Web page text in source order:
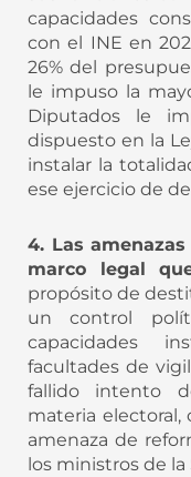
capacidades
con el INE en
26% del
le impuso la
Diputados le
dispuesto en la
instalar la
ese ejercicio de
4. Las
marco legal
propósito de
un control
capacidades
facultades de
fallido intento
materia electoral,
amenaza de
los ministros de la